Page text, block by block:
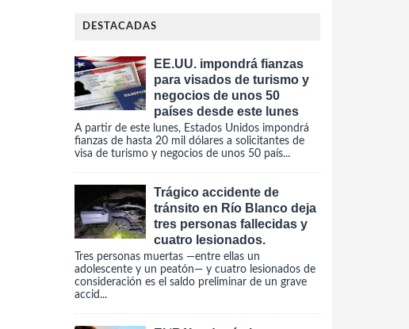
DESTACADAS
EE.UU. impondrá fianzas
para visados de turismo y
negocios de unos 50
países desde este lunes
A partir de este lunes, Estados Unidos impondrá
fianzas de hasta 20 mil dólares a solicitantes de
visa de turismo y negocios de unos 50 país...
Trágico accidente de
tránsito en Río Blanco deja
tres personas fallecidas y
cuatro lesionados.
Tres personas muertas —entre ellas un
adolescente y un peatón— y cuatro lesionados de
consideración es el saldo preliminar de un grave
accid...